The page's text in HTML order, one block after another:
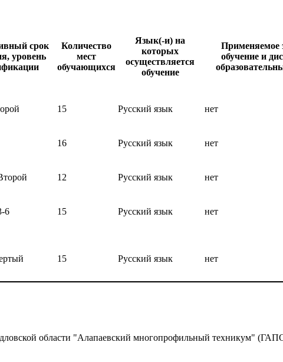
срок
уровень
Количество
мест
обучающихся
Язык(-и) на
которых
осуществляется
обучение
Применяемое
обучение и
15 Русский язык нет
16 Русский язык нет
12 Русский язык нет
6 15 Русский язык нет
15 Русский язык нет
области "Алапаевский многопрофильный техникум"